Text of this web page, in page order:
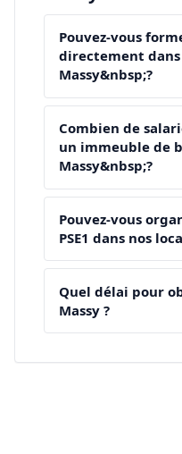
Pouvez-vous
directement dans
Massy&nbsp;?
Combien de
un immeuble de
Massy&nbsp;?
Pouvez-vous
PSE1 dans nos
Quel délai pour
Massy ?